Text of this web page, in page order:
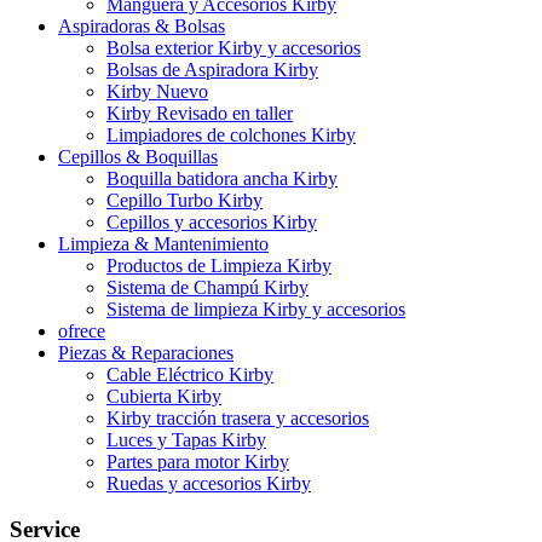
Aspiradoras & Bolsas
Bolsa exterior Kirby y accesorios
Bolsas de Aspiradora Kirby
Kirby Nuevo
Kirby Revisado en taller
Limpiadores de colchones Kirby
Cepillos & Boquillas
Boquilla batidora ancha Kirby
Cepillo Turbo Kirby
Cepillos y accesorios Kirby
Limpieza & Mantenimiento
Productos de Limpieza Kirby
Sistema de Champú Kirby
Sistema de limpieza Kirby y accesorios
ofrece
Piezas & Reparaciones
Cable Eléctrico Kirby
Cubierta Kirby
Kirby tracción trasera y accesorios
Luces y Tapas Kirby
Partes para motor Kirby
Ruedas y accesorios Kirby
Service